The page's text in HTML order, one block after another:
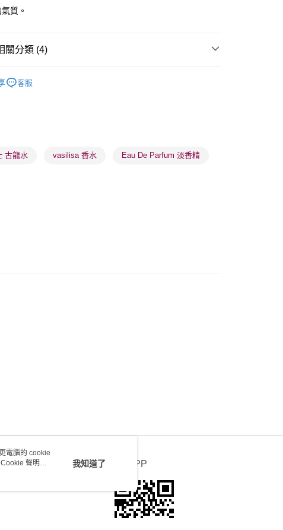
櫃 - 確認發貨後1-3個工作天送達
質。
關分類 (4)
客服
古龍水 vasilisa 香水 Eau De Parfum 淡香精
官方APP
電腦的 cookie
聲明使
我知道了